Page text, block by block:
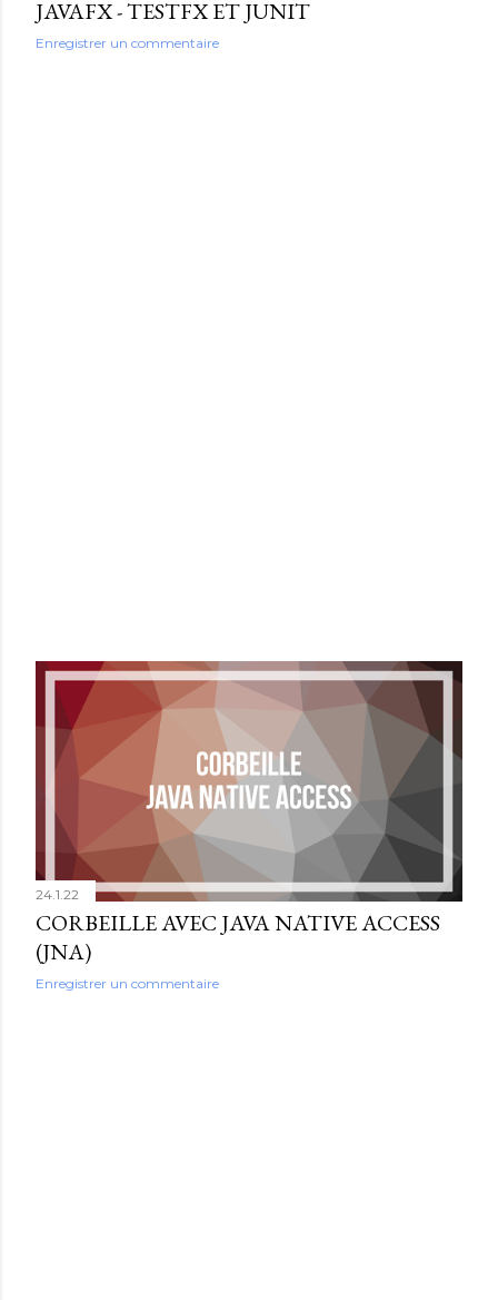
JAVAFX - TESTFX ET JUNIT
Enregistrer un commentaire
24.1.22
CORBEILLE AVEC JAVA NATIVE ACCESS
(JNA)
Enregistrer un commentaire